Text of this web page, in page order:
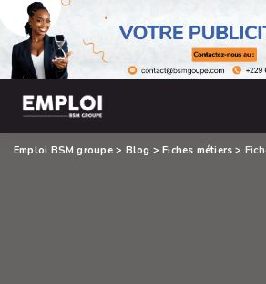
Emploi BSM groupe> Blog >Fiches métiers >